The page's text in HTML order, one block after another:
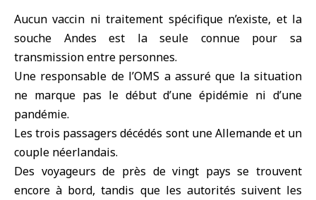
Aucun vaccin ni traitement spécifique n’existe, et la
souche Andes est la seule connue pour sa
transmission entre personnes.
Une responsable de l’OMS a assuré que la situation
ne marque pas le début d’une épidémie ni d’une
pandémie.
Les trois passagers décédés sont une Allemande et un
couple néerlandais.
Des voyageurs de près de vingt pays se trouvent
encore à bord, tandis que les autorités suivent les